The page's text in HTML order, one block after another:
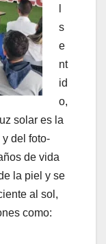
s
e
nt
id
o,
solar es la
del foto-
de vida
la piel y se
al sol,
como: